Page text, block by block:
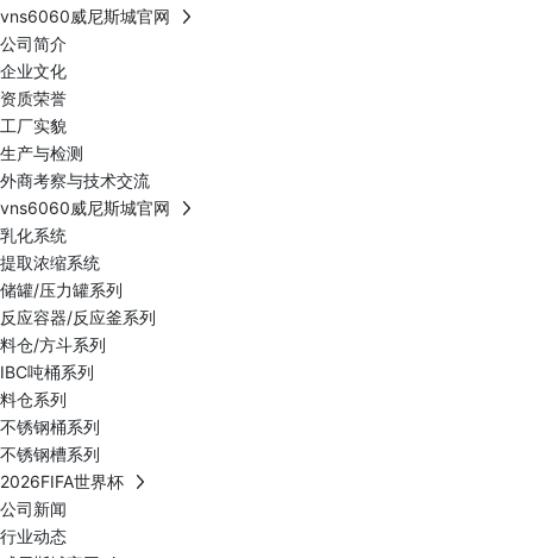
vns6060威尼斯城官网
公司简介
企业文化
资质荣誉
工厂实貌
生产与检测
外商考察与技术交流
vns6060威尼斯城官网
乳化系统
提取浓缩系统
储罐/压力罐系列
反应容器/反应釜系列
料仓/方斗系列
IBC吨桶系列
料仓系列
不锈钢桶系列
不锈钢槽系列
2026FIFA世界杯
公司新闻
行业动态